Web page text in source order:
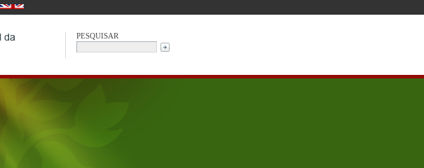
PESQUISAR